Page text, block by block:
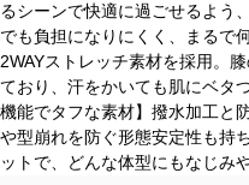
るシーンで快適に過ごせるよう
でも負担になりにくく、まるで
2WAYストレッチ素材を採用。
ており、汗をかいても肌にベタ
機能でタフな素材】撥水加工と
や型崩れを防ぐ形態安定性も持
ットで、どんな体型にもなじみ